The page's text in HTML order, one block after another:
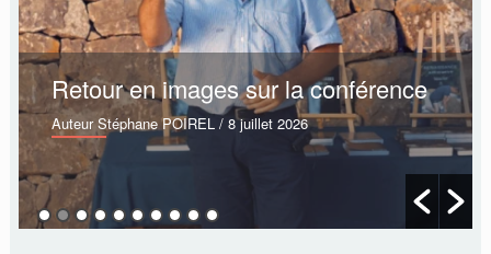
Retour en images sur la conférence
Auteur Stéphane POIREL / 8 juillet 2026